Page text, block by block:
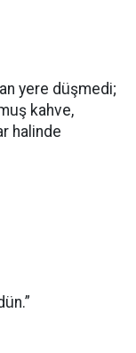
yere düşmedi;
kahve,
halinde